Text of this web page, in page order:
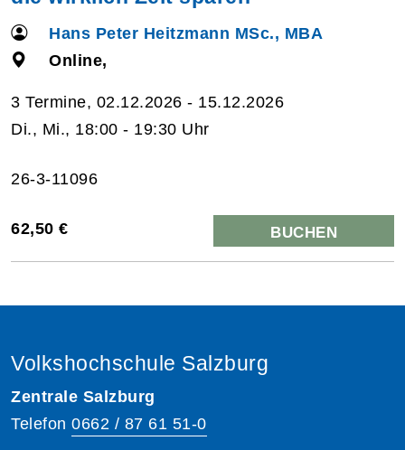
Hans Peter Heitzmann MSc., MBA
Online,
3 Termine, 02.12.2026 - 15.12.2026
Di., Mi., 18:00 - 19:30 Uhr
26-3-11096
62,50 € BUCHEN
Volkshochschule Salzburg
Zentrale Salzburg
Telefon 0662 / 87 61 51-0